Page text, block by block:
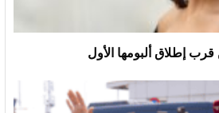
إطلاق ألبومها الأول